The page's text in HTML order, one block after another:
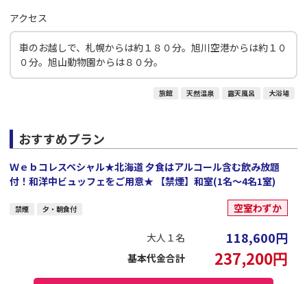
アクセス
車のお越しで、札幌からは約１８０分。旭川空港からは約１０
０分。旭山動物園からは８０分。
旅館 天然温泉 露天風呂 大浴場
おすすめプラン
Ｗｅｂコレスペシャル★北海道 夕食はアルコール含む飲み放題
付！和洋中ビュッフェをご用意★ 【禁煙】和室(1名～4名1室)
禁煙 夕・朝食付 空室わずか
大人１名 118,600円
基本代金合計 237,200円